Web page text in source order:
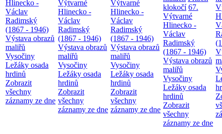
Hlinecko -
Václav
Radimský
(1867 - 1946)
Výstava obrazů
maliřů
Vysočiny
Ležáky osada
hrdinů
Zobrazit
všechny
záznamy ze dne
Výtvarné
Hlinecko -
Václav
Radimský
(1867 - 1946)
Výstava obrazů
maliřů
Vysočiny
Ležáky osada
hrdinů
Zobrazit
všechny
záznamy ze dne
Výtvarné
Hlinecko -
Václav
Radimský
(1867 - 1946)
Výstava obrazů
maliřů
Vysočiny
Ležáky osada
hrdinů
Zobrazit
všechny
záznamy ze dne
klokočí 67.
Výtvarné
Hlinecko -
Václav
Radimský
(1867 - 1946)
Výstava obrazů
maliřů
Vysočiny
Ležáky osada
hrdinů
Zobrazit
všechny
záznamy ze dne